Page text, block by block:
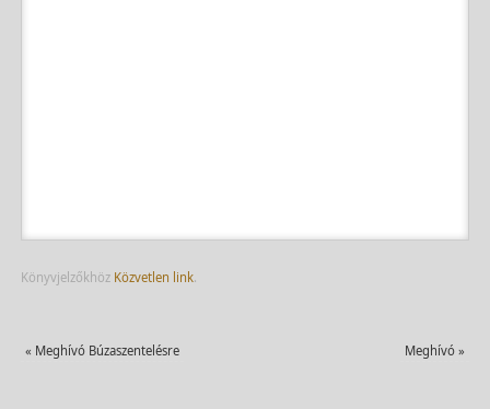
Könyvjelzőkhöz Közvetlen link.
« Meghívó Búzaszentelésre Meghívó»